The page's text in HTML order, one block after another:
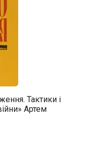
Тактики і
Артем